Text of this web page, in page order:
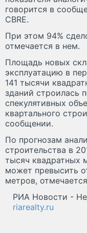
говорится в
CBRE.
При этом 94%
отмечается в нем.
Площадь новых
эксплуатацию в
141 тысячи
зданий строилась
спекулятивных
квартального
сообщении.
По прогнозам
строительства в
тысяч квадратных
может превысить
метров,
РИА Новости -
riarealty.ru